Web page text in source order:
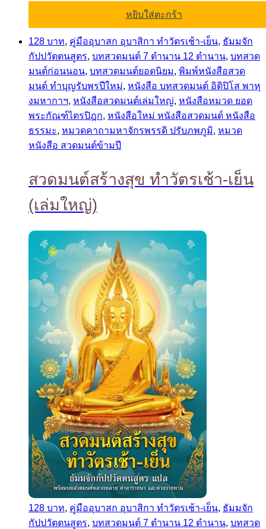
หยิบใส่ตะกร้า
128 บาท, คู่มืออุบาสก อุบาสิกา ทำวัตรเช้า-เย็น, ธัมมจัก
กัปปวัตตนสูตร, บทสวดมนต์ 7 ตำนาน 12 ตำนาน, บทสวด
มนต์ก่อนนอน, บทสวดมนต์ยอดนิยม, พิมพ์หนังสือสวด
มนต์ ทำบุญรับพรปีใหม่, หนังสือ บทสวดมนต์ อิติปิโส พาหุ
งมหากาฯ, หนังสือสวดมนต์เล่มใหญ่, หนังสือหมวด ยอด
พระกัณฑ์ไตรปิฎก, หนังสือใหม่ หนังสือสวดมนต์ หนังสือ
ธรรมะ, หมวดคาถามหาจักรพรรดิ ปรับภพภูมิ, หมวด
หนังสือ สวดมนต์ข้ามปี
สวดมนต์สร้างสุข ทำวัตรเช้า-เย็น
(เล่มใหญ่)
128 บาท, คู่มืออุบาสก อุบาสิกา ทำวัตรเช้า-เย็น, ธัมมจัก
กัปปวัตตนสูตร, บทสวดมนต์ 7 ตำนาน 12 ตำนาน, บทสวด